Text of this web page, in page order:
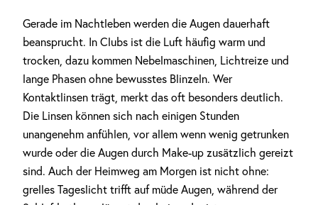
Gerade im Nachtleben werden die Augen dauerhaft
beansprucht. In Clubs ist die Luft häufig warm und
trocken, dazu kommen Nebelmaschinen, Lichtreize und
lange Phasen ohne bewusstes Blinzeln. Wer
Kontaktlinsen trägt, merkt das oft besonders deutlich.
Die Linsen können sich nach einigen Stunden
unangenehm anfühlen, vor allem wenn wenig getrunken
wurde oder die Augen durch Make-up zusätzlich gereizt
sind. Auch der Heimweg am Morgen ist nicht ohne:
grelles Tageslicht trifft auf müde Augen, während der